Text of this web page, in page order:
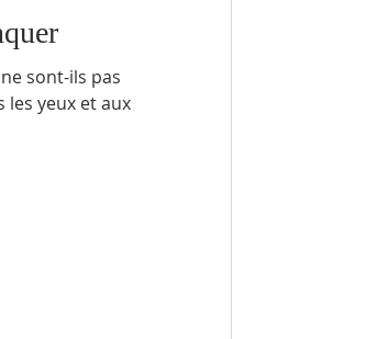
sont-ils pas
les yeux et aux